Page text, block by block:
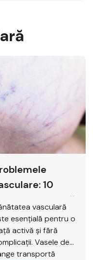
10
semne de alarmă
vasculară
esențială pentru o
activă și fără
Vasele de
transportă